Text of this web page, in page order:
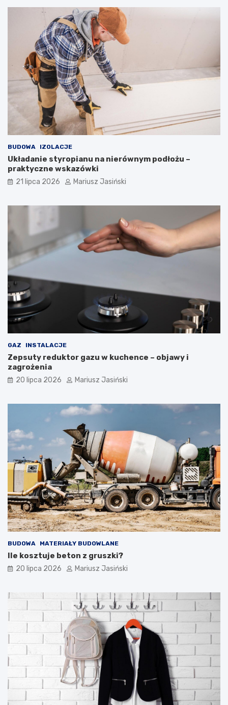
BUDOWA IZOLACJE
Układanie styropianu na nierównym podłożu –
praktyczne wskazówki
21 lipca 2026 Mariusz Jasiński
GAZ INSTALACJE
Zepsuty reduktor gazu w kuchence – objawy i
zagrożenia
20 lipca 2026 Mariusz Jasiński
BUDOWA MATERIAŁY BUDOWLANE
Ile kosztuje beton z gruszki?
20 lipca 2026 Mariusz Jasiński